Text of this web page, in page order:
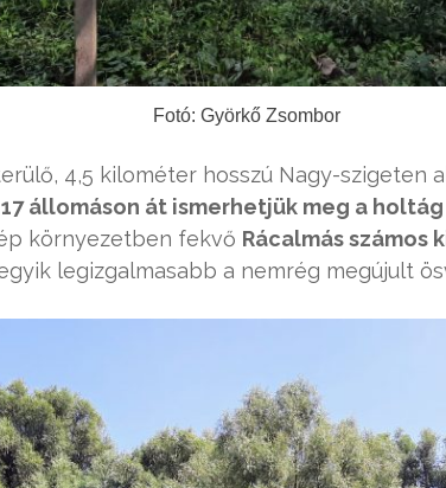
Fotó: Györkő Zsombor
4,5 kilométer hosszú Nagy-szigeten
17 állomáson át ismerhetjük meg a
környezetben fekvő Rácalmás
legizgalmasabb a nemrég megújult